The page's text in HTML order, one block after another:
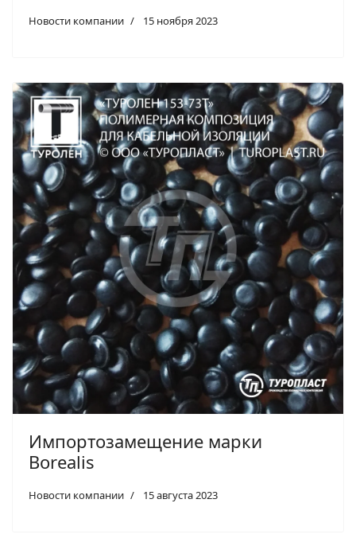
Новости компании 15 ноября 2023
Импортозамещение марки
Borealis
Новости компании 15 августа 2023